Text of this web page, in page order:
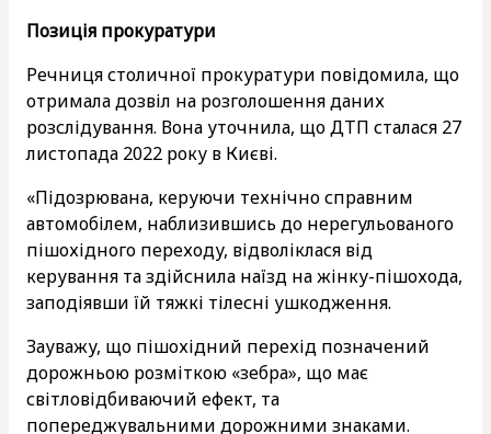
Позиція прокуратури
Речниця столичної прокуратури повідомила, що
отримала дозвіл на розголошення даних
розслідування. Вона уточнила, що ДТП сталася 27
листопада 2022 року в Києві.
«Підозрювана, керуючи технічно справним
автомобілем, наблизившись до нерегульованого
пішохідного переходу, відволіклася від
керування та здійснила наїзд на жінку-пішохода,
заподіявши їй тяжкі тілесні ушкодження.
Зауважу, що пішохідний перехід позначений
дорожньою розміткою «зебра», що має
світловідбиваючий ефект, та
попереджувальними дорожними знаками.